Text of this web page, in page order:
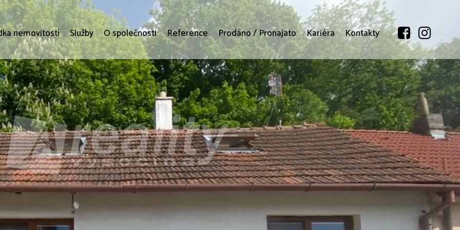
nemovitostí Služby O společnosti Reference Prodáno / Pronajato Kariéra Kontakty